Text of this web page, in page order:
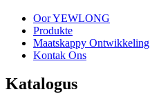
Oor YEWLONG
Produkte
Maatskappy Ontwikkeling
Kontak Ons
Katalogus